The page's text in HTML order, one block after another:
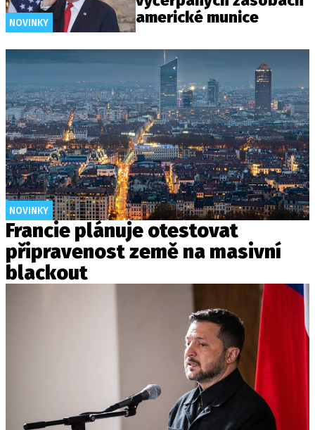
NOVINKY
americké munice
NOVINKY
Francie plánuje otestovat
připravenost země na masivní
blackout